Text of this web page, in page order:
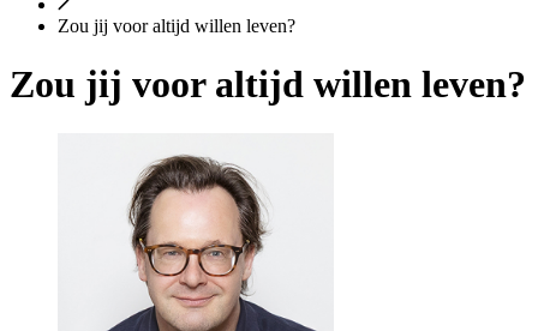
Zou jij voor altijd willen leven?
Zou jij voor altijd willen leven?